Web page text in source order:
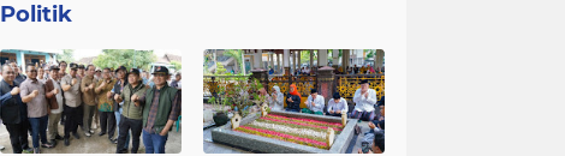
Politik